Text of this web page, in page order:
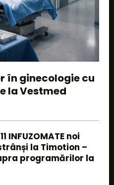
în ginecologie cu
la Vestmed
INFUZOMATE noi
la Timotion –
programărilor la